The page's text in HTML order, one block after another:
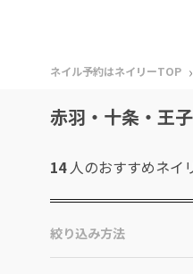
ネイル予約はネイリーTOP ›
赤羽・十条・王
14人のおすすめネイ
絞り込み方法